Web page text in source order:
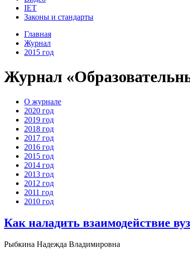
IET
Законы и стандарты
Главная
Журнал
2015 год
Журнал
О журнале
2020 год
2019 год
2018 год
2017 год
2016 год
2015 год
2014 год
2013 год
2012 год
2011 год
2010 год
Как наладить взаимодействие
Рыбкина Надежда Владимировна